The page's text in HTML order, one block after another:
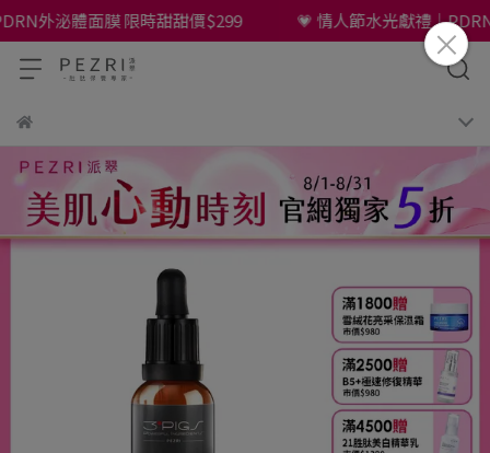
泌體面膜 限時甜甜價$299 💗 情人節水光獻禮｜PDRN外